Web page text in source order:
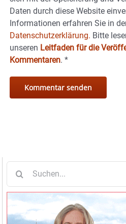
Daten durch diese Website
Informationen erfahren Sie in
Datenschutzerklärung. Bitte
unseren Leitfaden für die
Kommentaren. *
nach: